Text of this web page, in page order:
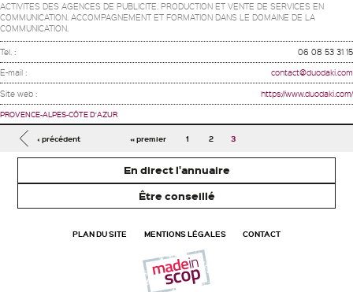
ACTIVITES DES AGENCES DE PUBLICITE. PRODUCTION ET VENTE DE SERVICES EN
COMMUNICATION. ACCOMPAGNEMENT ET FORMATION DANS LE DOMAINE DE LA
COMMUNICATION.
Tel. : 06 08 53 31 15
E-mail : contact@duodaki.com
Site web : https://www.duodaki.com/
PROVENCE-ALPES-CÔTE D'AZUR
Pages
« premier
‹ précédent 1 2 3
En direct l'annuaire
Être conseillé
PLAN DU SITE MENTIONS LÉGALES CONTACT